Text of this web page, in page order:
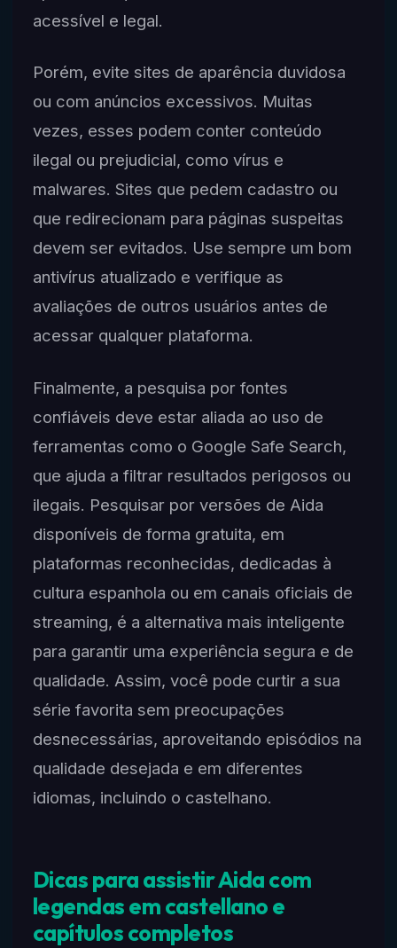
acessível e legal.
Porém, evite sites de aparência duvidosa
ou com anúncios excessivos. Muitas
vezes, esses podem conter conteúdo
ilegal ou prejudicial, como vírus e
malwares. Sites que pedem cadastro ou
que redirecionam para páginas suspeitas
devem ser evitados. Use sempre um bom
antivírus atualizado e verifique as
avaliações de outros usuários antes de
acessar qualquer plataforma.
Finalmente, a pesquisa por fontes
confiáveis deve estar aliada ao uso de
ferramentas como o Google Safe Search,
que ajuda a filtrar resultados perigosos ou
ilegais. Pesquisar por versões de Aida
disponíveis de forma gratuita, em
plataformas reconhecidas, dedicadas à
cultura espanhola ou em canais oficiais de
streaming, é a alternativa mais inteligente
para garantir uma experiência segura e de
qualidade. Assim, você pode curtir a sua
série favorita sem preocupações
desnecessárias, aproveitando episódios na
qualidade desejada e em diferentes
idiomas, incluindo o castelhano.
Dicas para assistir Aida com
legendas em castellano e
capítulos completos